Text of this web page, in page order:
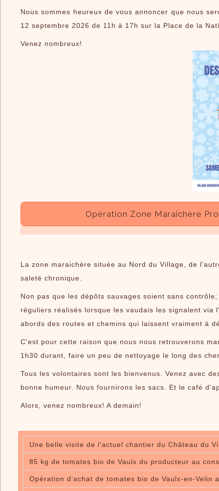
Nous sommes heureux de vous annoncer que nous
12 septembre 2026 de 11h à 17h sur la Place de la
Venez nombreux!
Opération Zone Maraîchère
La zone maraichère située au Nord du Village, de
saleté chronique.
Non pas que les dépôts sauvages soient sans
réguliers réalisés lorsque les vaudais les signalent via
abords des routes et chemins qui laissent vraiment à
C'est pour cette raison que nous nous retrouverons
1h30 durant, faire un peu de nettoyage le long des
Tous les volontaires sont les bienvenus. Venez avec
bonne humeur. Nous fournirons les sacs. Et le café
Alors, venez nombreux! A demain!
Une belle visite de l'actuel chantier du Château du
85 kg de tomates bio de Vaulx du producteur au
Opération d'achat de tomates bio de Vaulx-en-Velin